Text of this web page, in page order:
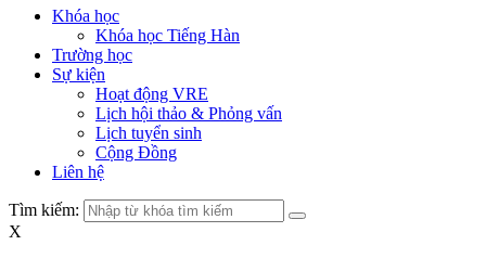
Khóa học
Khóa học Tiếng Hàn
Trường học
Sự kiện
Hoạt động VRE
Lịch hội thảo & Phỏng vấn
Lịch tuyển sinh
Cộng Đồng
Liên hệ
Tìm kiếm:
X